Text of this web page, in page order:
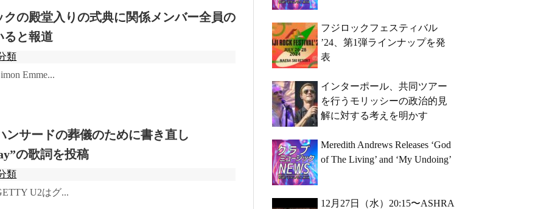
クの殿堂入りの式典に関係メンバー全員の
ると報道
類
Emme...
ンサードの葬儀のために書き直し
の歌詞を投稿
類
U2はグ...
フジロックフェスティバル
’24、第1弾ラインナップを発
表
インターポール、共同ツアー
を行うモリッシーの政治的見
解に対する考えを明かす
Meredith Andrews Releases ‘God
of The Living’ and ‘My Undoing’
12月27日（水）20:15〜ASHRA